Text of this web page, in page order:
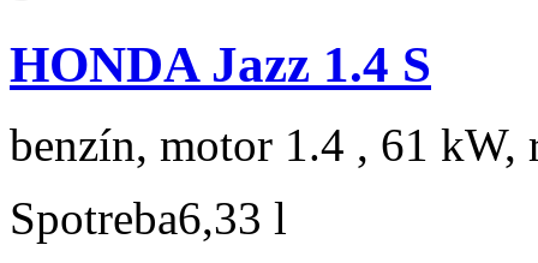
HONDA Jazz 1.4 S
benzín, motor 1.4 , 61 kW,
Spotreba6,33 l